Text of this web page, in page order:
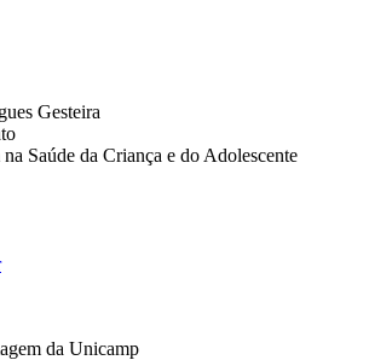
Gesteira
Saúde da Criança e do Adolescente
da Unicamp